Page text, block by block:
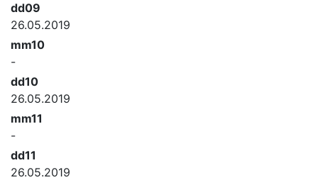
dd09
26.05.2019
mm10
-
dd10
26.05.2019
mm11
-
dd11
26.05.2019